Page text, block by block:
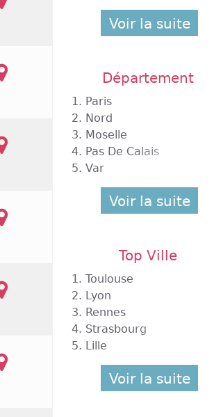
et
ainsi
du
le
on
au
on
que
et le
Voir la suite
Département
1. Paris
2. Nord
3. Moselle
4. Pas De Calais
5. Var
Voir la suite
Top Ville
1. Toulouse
2. Lyon
3. Rennes
4. Strasbourg
5. Lille
Voir la suite